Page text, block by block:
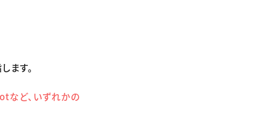
ます。
など、いずれかの